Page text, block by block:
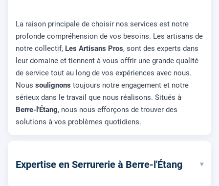
La raison principale de choisir nos services est notre
profonde compréhension de vos besoins. Les artisans de
notre collectif, Les Artisans Pros, sont des experts dans
leur domaine et tiennent à vous offrir une grande qualité
de service tout au long de vos expériences avec nous.
Nous soulignons toujours notre engagement et notre
sérieux dans le travail que nous réalisons. Situés à
Berre-l'Étang, nous nous efforçons de trouver des
solutions à vos problèmes quotidiens.
Expertise en Serrurerie à Berre-l'Étang ▾